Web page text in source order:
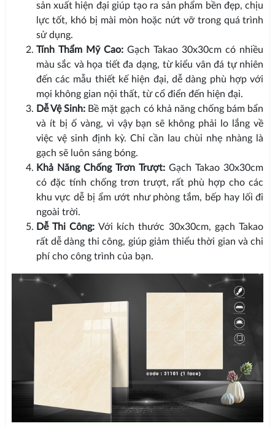
sản xuất hiện đại giúp tạo ra sản phẩm bền đẹp, chịu
lực tốt, khó bị mài mòn hoặc nứt vỡ trong quá trình
sử dụng.
Tính Thẩm Mỹ Cao:Gạch Takao 30x30cm có nhiều
màu sắc và họa tiết đa dạng, từ kiểu vân đá tự nhiên
đến các mẫu thiết kế hiện đại, dễ dàng phù hợp với
mọi không gian nội thất, từ cổ điển đến hiện đại.
Dễ Vệ Sinh:Bề mặt gạch có khả năng chống bám bẩn
và ít bị ố vàng, vì vậy bạn sẽ không phải lo lắng về
việc vệ sinh định kỳ. Chỉ cần lau chùi nhẹ nhàng là
gạch sẽ luôn sáng bóng.
Khả Năng Chống Trơn Trượt: Gạch Takao 30x30cm
có đặc tính chống trơn trượt, rất phù hợp cho các
khu vực dễ bị ẩm ướt như phòng tắm, bếp hay lối đi
ngoài trời.
Dễ Thi Công: Với kích thước 30x30cm, gạch Takao
rất dễ dàng thi công, giúp giảm thiểu thời gian và chi
phí cho công trình của bạn.